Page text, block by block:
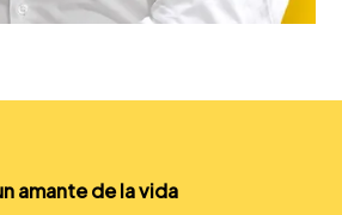
amante de la vida